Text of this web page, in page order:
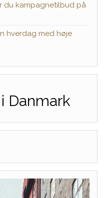
du kampagnetilbud på
hverdag med høje
Danmark